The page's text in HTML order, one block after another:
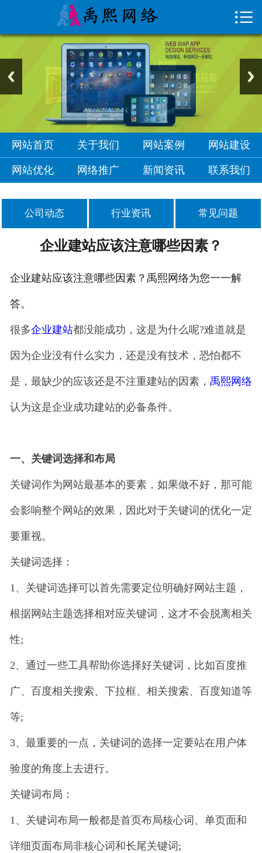
关于我们
网站案例
网站建设
网站优化
网络推广

网站首页 关于我们 网站案例 网站建设
网站优化 网络推广 新闻资讯 联系我们
公司动态 行业资讯 常见问题
企业建站应该注意哪些因素？
企业建站应该注意哪些因素？禹熙网络为您一一解
答。
很多企业建站都没能成功，这是为什么呢?难道就是
因为企业没有什么实力，还是没有技术，恐怕都不
是，最缺少的应该还是不注重建站的因素， 禹熙网络
认为这是企业成功建站的必备条件。
一、关键词选择和布局
关键词作为网站最基本的要素，如果做不好，那可能
会影响整个网站的效果，因此对于关键词的优化一定
要重视。
关键词选择：
1、关键词选择可以首先需要定位明确好网站主题，
根据网站主题选择相对应关键词，这才不会脱离相关
性;
2、通过一些工具帮助你选择好关键词，比如百度推
广、百度相关搜索、下拉框、相关搜索、百度知道等
等;
3、最重要的一点，关键词的选择一定要站在用户体
验度的角度上去进行。
关键词布局：
1、关键词布局一般都是首页布局核心词、单页面和
详细页面布局非核心词和长尾关键词;